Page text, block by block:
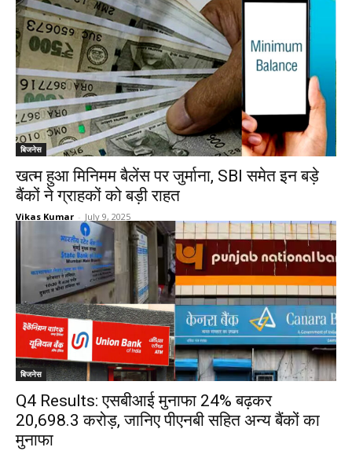
बिजनेस
खत्‍म हुआ मिनिमम बैलेंस पर जुर्माना, SBI समेत इन बड़े
बैंकों ने ग्राहकों को बड़ी राहत
Vikas Kumar - July 9, 2025
बिजनेस
Q4 Results: एसबीआई मुनाफा 24% बढ़कर
20,698.3 करोड़, जानिए पीएनबी सहित अन्य बैंकों का
मुनाफा